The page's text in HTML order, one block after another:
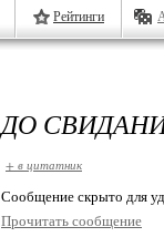
Рейтинги
ДО
+ в цитатник
Cообщение скрыто для
Прочитать сообщение